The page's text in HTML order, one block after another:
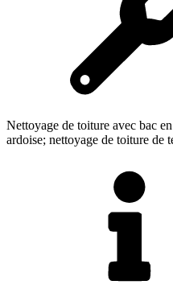
Nettoyage de toiture avec bac
ardoise; nettoyage de toiture de